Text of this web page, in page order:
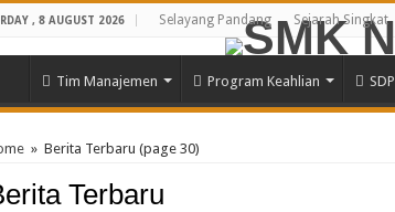
, 8 AUGUST 2026 Selayang Pandang Sejarah Singkat
Tim Manajemen Program Keahlian SDP
» Berita Terbaru (page 30)
Terbaru